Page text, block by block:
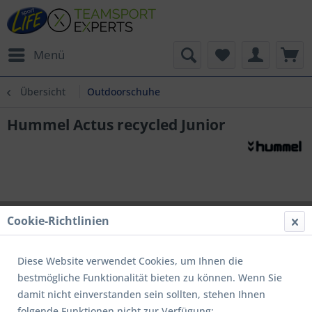
Menü
Übersicht Outdoorschuhe
Hummel Actus recycled Junior
Cookie-Richtlinien
Diese Website verwendet Cookies, um Ihnen die
bestmögliche Funktionalität bieten zu können. Wenn Sie
damit nicht einverstanden sein sollten, stehen Ihnen